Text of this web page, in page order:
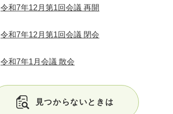
令和7年12月第1回会議 再開
令和7年12月第1回会議 閉会
令和7年1月会議 散会
見つからないときは